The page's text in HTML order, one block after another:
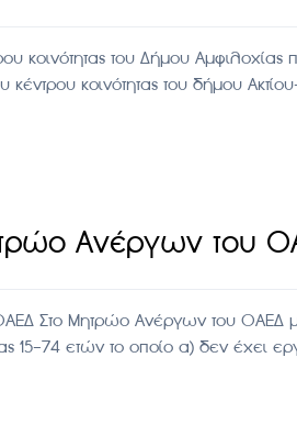
κοινότητας του Δήμου Αμφιλοχίας
κοινότητας του δήμου
Ανέργων του
Στο Μητρώο Ανέργων του ΟΑΕΔ
15-74 ετών το οποίο α) δεν έχει